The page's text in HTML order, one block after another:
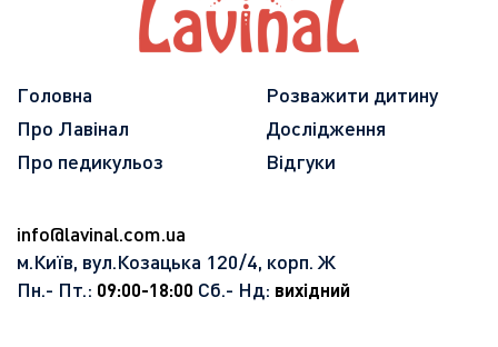
Головна
Про Лавінал
Про педикульоз
Розважити дитину
Дослідження
Відгуки
info@lavinal.com.ua
м.Київ, вул.Козацька 120/4, корп. Ж
Пн.- Пт.: 09:00-18:00 Сб.- Нд: вихідний